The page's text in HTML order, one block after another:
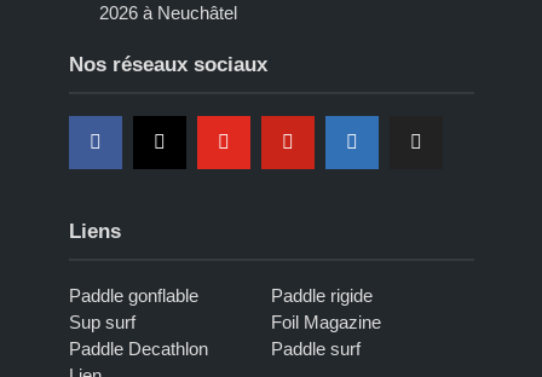
2026 à Neuchâtel
Nos réseaux sociaux
Liens
Paddle gonflable
Paddle rigide
Sup surf
Foil Magazine
Paddle Decathlon
Paddle surf